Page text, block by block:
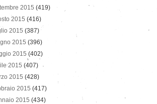
2015 (419)
2015 (416)
2015 (387)
2015 (396)
2015 (402)
2015 (407)
2015 (428)
2015 (417)
2015 (434)